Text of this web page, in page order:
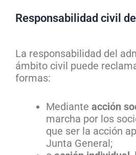
Responsabilidad civil
La responsabilidad del
ámbito civil puede
formas:
Mediante acción
marcha por los
que ser la acción
Junta General;